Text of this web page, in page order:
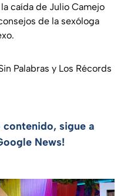
caída de Julio Camejo
de la sexóloga
Palabras y Los Récords
contenido, sigue a
News!